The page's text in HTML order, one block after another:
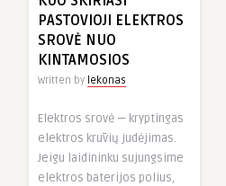
PASTOVIOJI ELEKTROS
SROVĖ NUO
KINTAMOSIOS
Written by lekonas
Elektros srovė — kryptingas
elektros krūvių judėjimas.
Jeigu laidininku sujungsime
elektros baterijos polius,